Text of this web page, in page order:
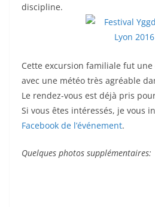
discipline.
Cette excursion familiale fut
avec une météo très agréable
Le rendez-vous est déjà pris
Si vous êtes intéressés, je vous
Facebook de l’événement.
Quelques photos supplémentaires: